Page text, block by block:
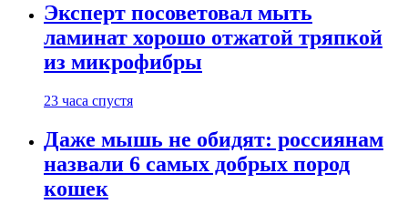
Эксперт посоветовал мыть
ламинат хорошо отжатой тряпкой
из микрофибры
23 часа спустя
Даже мышь не обидят: россиянам
назвали 6 самых добрых пород
кошек